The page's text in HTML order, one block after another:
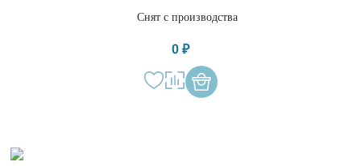
Снят с производства
0 ₽